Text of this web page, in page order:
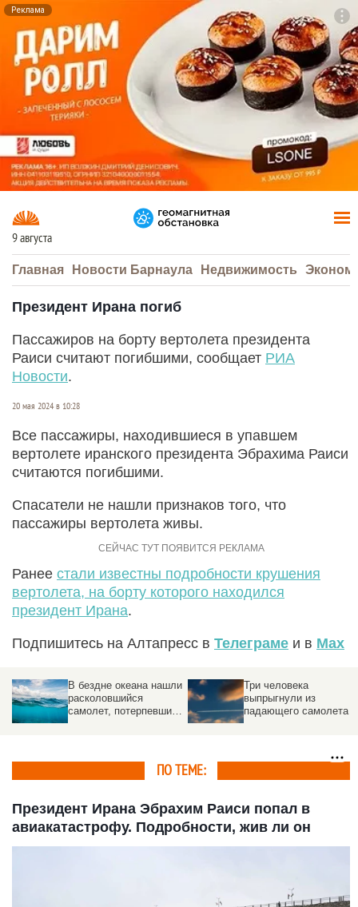
Реклама
9 августа
Главная Новости Барнаула Недвижимость
Президент Ирана погиб
Пассажиров на борту вертолета президента
Раиси считают погибшими, сообщает РИА
Новости.
20 мая 2024 в 10:28
Все пассажиры, находившиеся в упавшем
вертолете иранского президента Эбрахима Раиси
считаются погибшими.
Спасатели не нашли признаков того, что
пассажиры вертолета живы.
Ранее стали известны подробности крушения
вертолета, на борту которого находился
президент Ирана.
Подпишитесь на Алтапресс в Телеграме и в Max
В бездне океана нашли
расколовшийся
самолет, потерпевший
Три человека
выпрыгнули из
падающего самолета
ПО ТЕМЕ:
Президент Ирана Эбрахим Раиси попал в
авиакатастрофу. Подробности, жив ли он